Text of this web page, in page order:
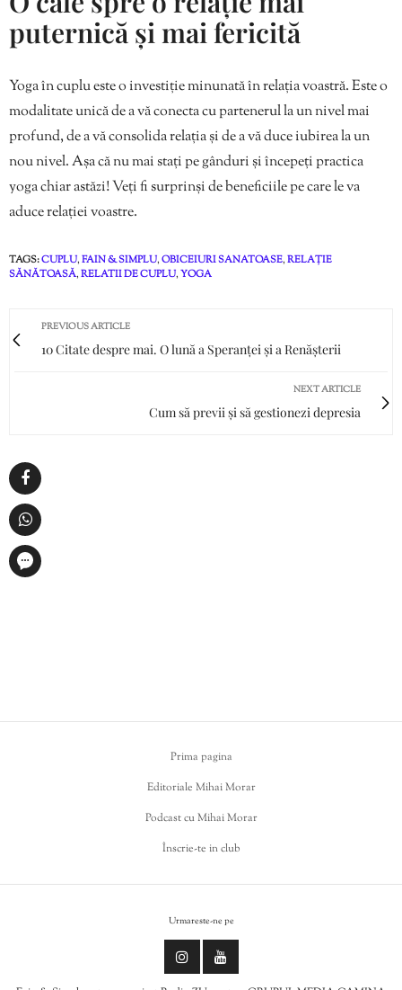
puternică și mai fericită
Yoga în cuplu este o investiție minunată în relația voastră. Este o
modalitate unică de a vă conecta cu partenerul la un nivel mai
profund, de a vă consolida relația și de a vă duce iubirea la un
nou nivel. Așa că nu mai stați pe gânduri și începeți practica
yoga chiar astăzi! Veți fi surprinși de beneficiile pe care le va
aduce relației voastre.
TAGS:CUPLU,FAIN & SIMPLU,OBICEIURI SANATOASE,RELAȚIE
SĂNĂTOASĂ,RELATII DE CUPLU,YOGA
PREVIOUS ARTICLE
10 Citate despre mai. O lună a Speranței și a Renășterii
NEXT ARTICLE
Cum să previi și să gestionezi depresia
Prima pagina
Editoriale Mihai Morar
Podcast cu Mihai Morar
Înscrie-te in club
Urmareste-ne pe